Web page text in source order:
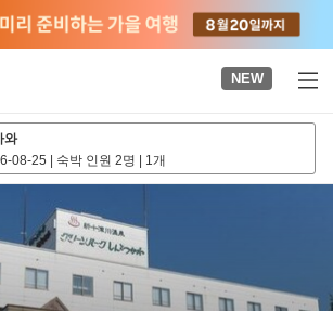
NEW
와
08-25 | 숙박 인원 2명 | 1개